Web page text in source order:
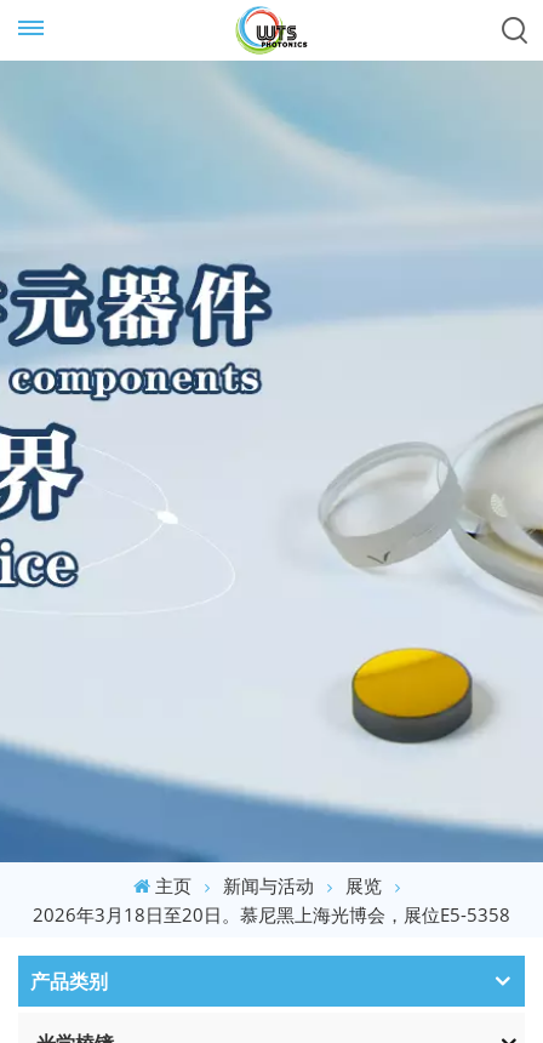
主页 新闻与活动
展览
2026年3月18日至20日。慕尼黑上海光博会，展位E5-5358
产品类别